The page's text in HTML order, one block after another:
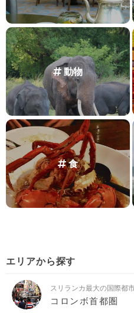
動物
食
エリアから探す
スリランカ最大の国際都
コロンボ首都圏